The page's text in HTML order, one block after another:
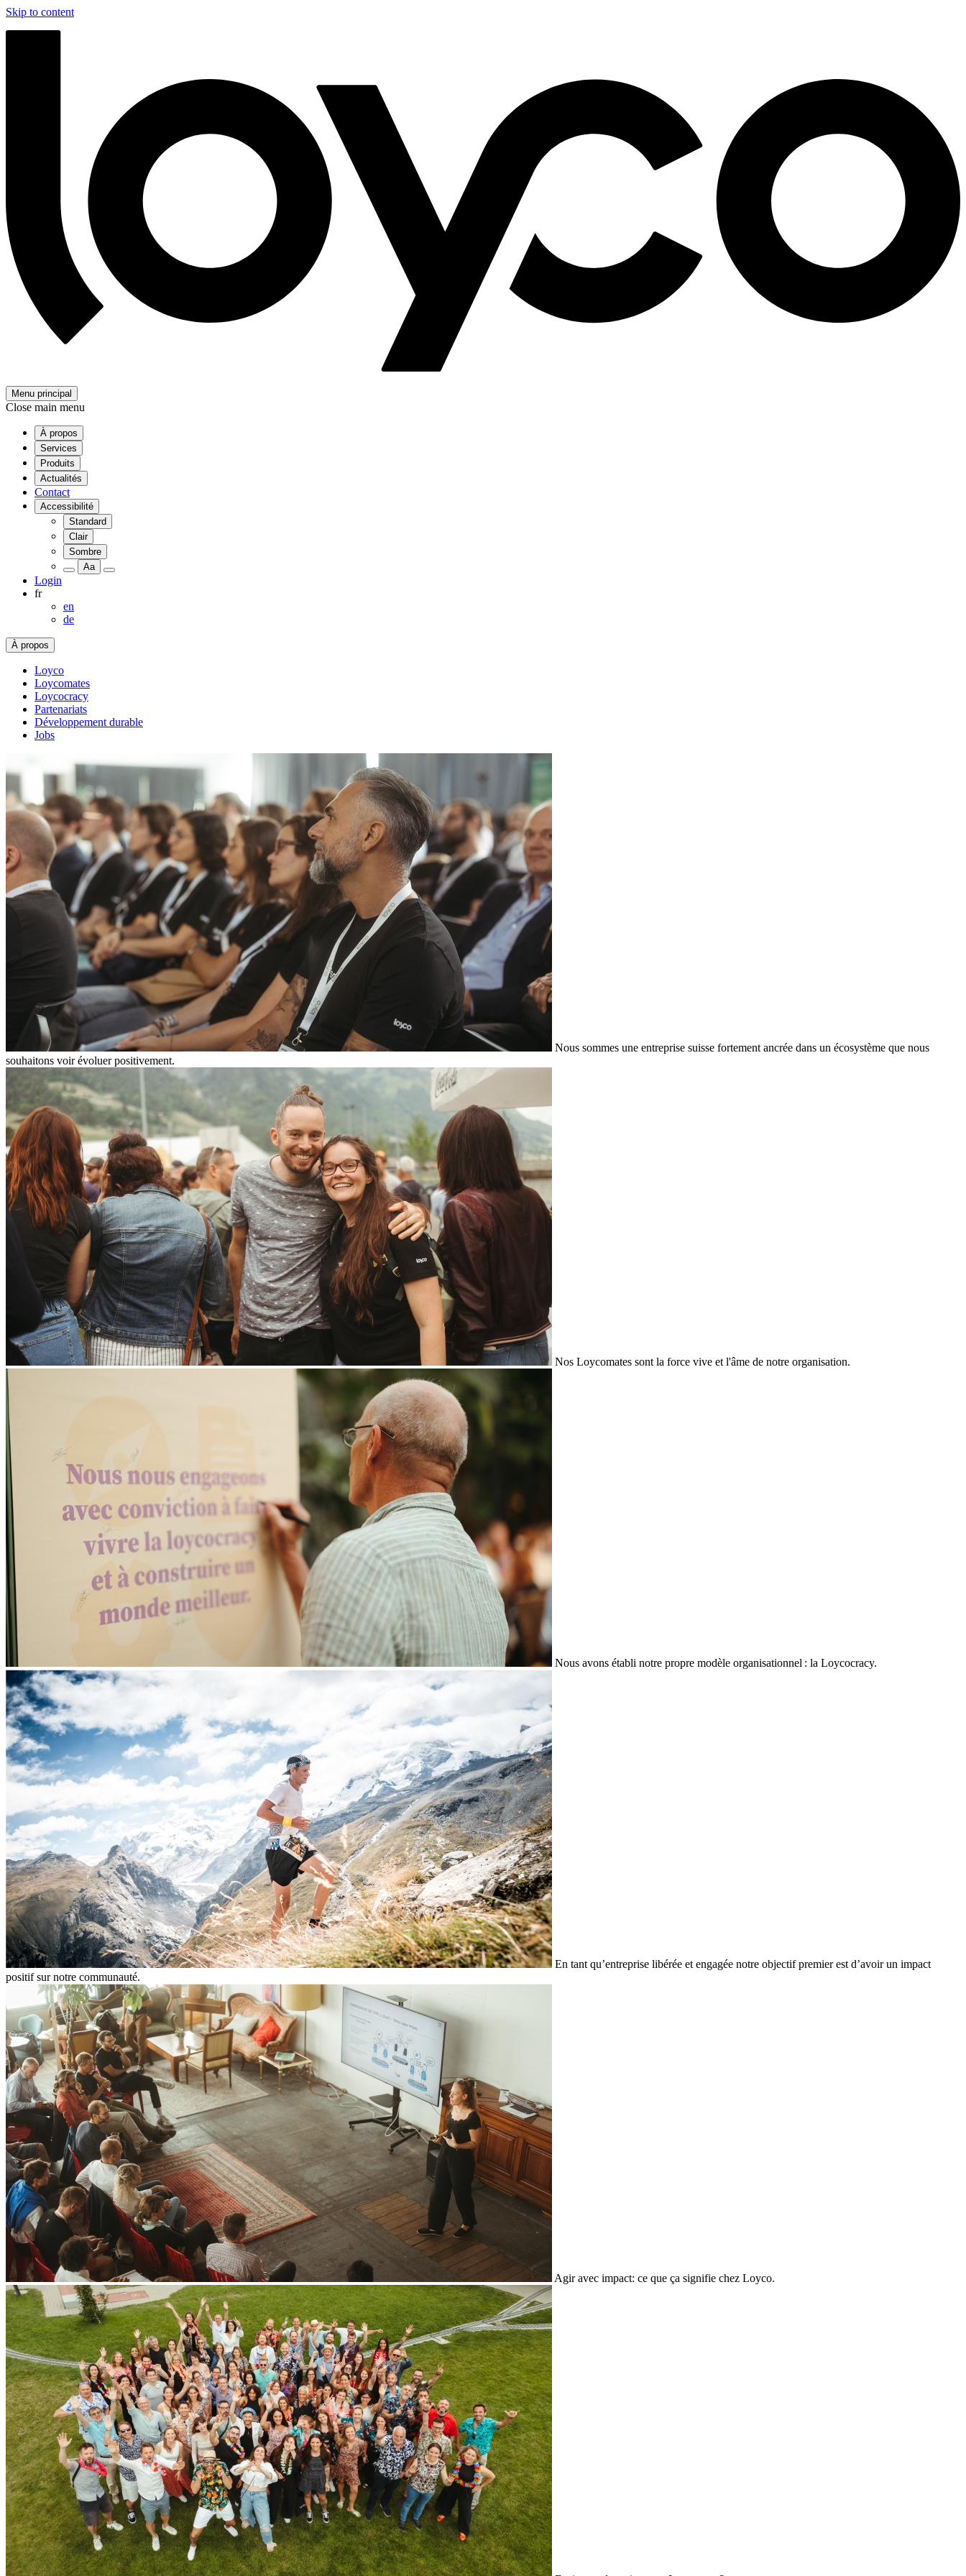
Skip to content
Menu principal
Close main menu
À propos
Services
Produits
Actualités
Contact
Accessibilité
Standard
Clair
Sombre
Aa
Login
fr
en
de
À propos
Loyco
Loycomates
Loycocracy
Partenariats
Développement durable
Jobs
Nous sommes une entreprise suisse fortement ancrée dans un écosystème que nous
souhaitons voir évoluer positivement.
Nos Loycomates sont la force vive et l'âme de notre organisation.
Nous avons établi notre propre modèle organisationnel : la Loycocracy.
En tant qu’entreprise libérée et engagée notre objectif premier est d’avoir un impact
positif sur notre communauté.
Agir avec impact: ce que ça signifie chez Loyco.